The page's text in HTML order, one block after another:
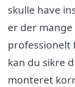
skulle have
er der
professionelt
kan du sikre
monteret